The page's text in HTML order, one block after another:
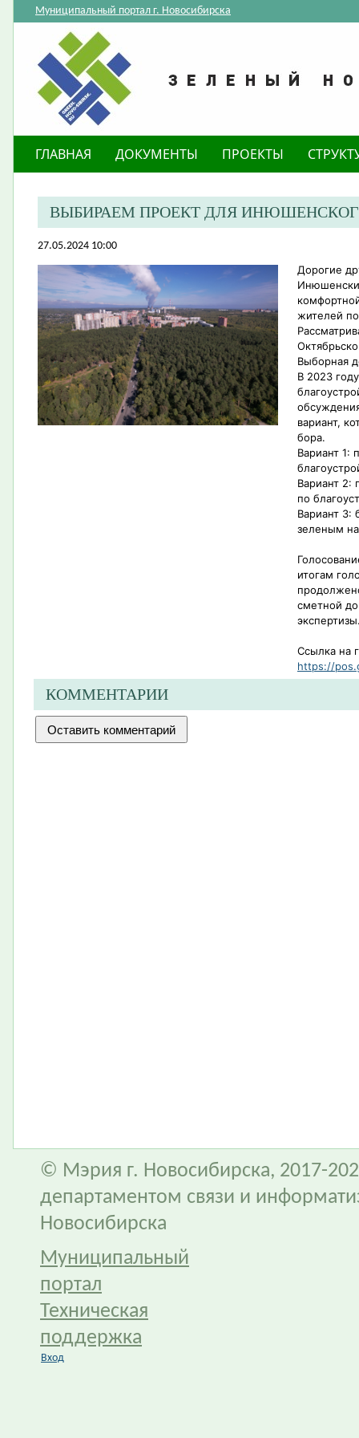
Муниципальный портал г. Новосибирска
ГЛАВНАЯ ДОКУМЕНТЫ ПРОЕКТЫ
ВЫБИРАЕМ ПРОЕКТ ДЛЯ
27.05.2024 10:00
Дорогие
жителей
Выборная
В 2023
вариант,
бора.
Вариант 1:
Вариант 2:
по
Вариант 3:
зеленым
итогам
сметной
Ссылка на
https://
КОММЕНТАРИИ
© Мэрия г. Новосибирска, 2017-
департаментом связи и
Новосибирска
Муниципальный
портал
Техническая
поддержка
Вход